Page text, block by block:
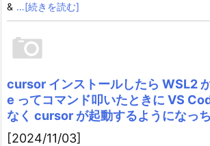
& …[続きを読む]
cursor インストールしたら WSL2
e ってコマンド叩いたときに VS
なく cursor が起動するようになっ
[2024/11/03]